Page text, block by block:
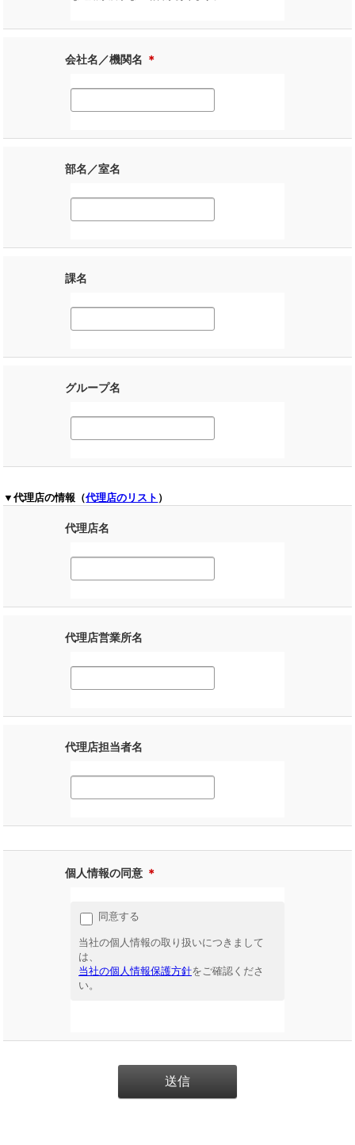
会社名／機関名 ＊
部名／室名
課名
グループ名
▼代理店の情報（代理店のリスト ）
代理店名
代理店営業所名
代理店担当者名
個人情報の同意 ＊
同意する
当社の個人情報の取り扱いにつきまして
は、
当社の個人情報保護方針をご確認くださ
い。